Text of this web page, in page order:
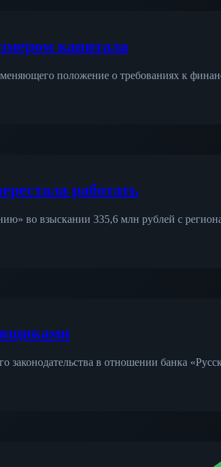
капитала
положение о требованиях к
работать
во взыскании 335,6 млн рублей с
в отношении банка